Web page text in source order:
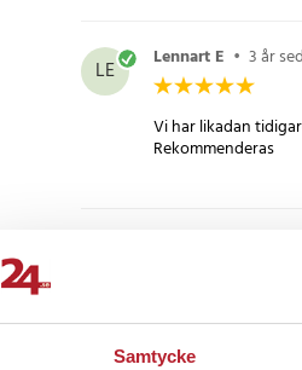
Samtycke
LE Lennart E • 3 år
Vi har likadan
Rekommenderas
Känns stadig